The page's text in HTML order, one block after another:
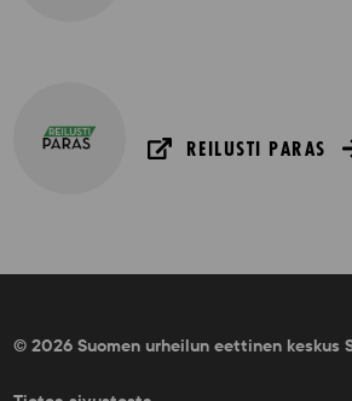
REILUSTI PARAS
© 2026 Suomen urheilun eettinen keskus